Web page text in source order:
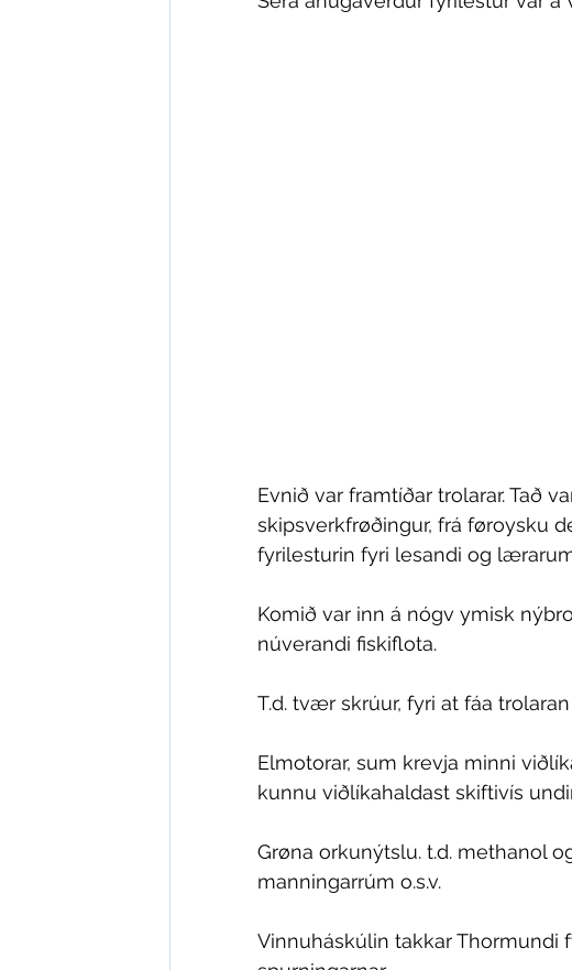
Evnið var framtíðar trolarar. Tað
skipsverkfrøðingur, frá føroysku
fyrilesturin fyri lesandi og
Komið var inn á nógv ymisk
núverandi fiskiflota.
T.d. tvær skrúur, fyri at fáa
Elmotorar, sum krevja minni
kunnu viðlíkahaldast skiftivís
Grøna orkunýtslu. t.d. methanol
manningarrúm o.s.v.
Vinnuháskúlin takkar